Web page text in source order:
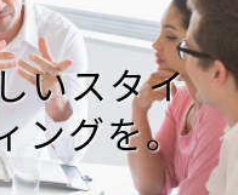
いスタイ
ングを。